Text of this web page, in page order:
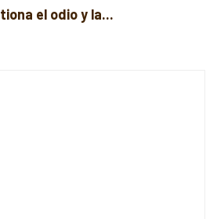
el odio y la...